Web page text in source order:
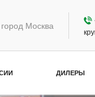
ДИЛЕРЫ
город Москва